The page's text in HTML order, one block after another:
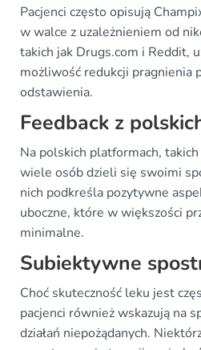
Pacjenci często opisują
w walce z uzależnieniem od
takich jak Drugs.com i Reddit,
możliwość redukcji pragnienia
odstawienia.
Feedback z
Na polskich platformach,
wiele osób dzieli się swoimi
nich podkreśla pozytywne
uboczne, które w większości
minimalne.
Subiektywne
Choć skuteczność leku jest
pacjenci również wskazują na
działań niepożądanych.